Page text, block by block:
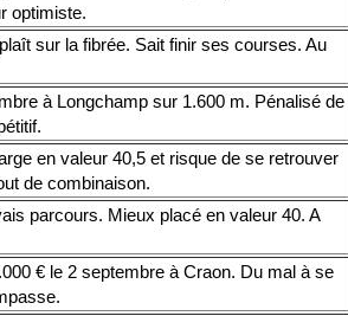
optimiste.
sur la fibrée. Sait finir ses courses. Au
à Longchamp sur 1.600 m. Pénalisé de
en valeur 40,5 et risque de se retrouver
de combinaison.
parcours. Mieux placé en valeur 40. A
€ le 2 septembre à Craon. Du mal à se